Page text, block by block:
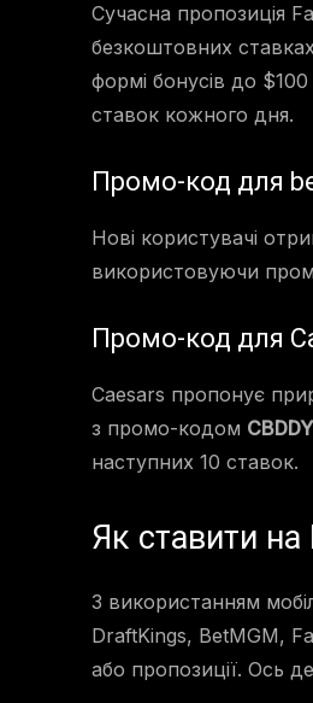
Сучасна пропозиція
безкоштовних
формі бонусів до
ставок кожного дня.
Промо-код для
Нові користувачі
використовуючи
Промо-код для
Caesars пропонує
з промо-кодом
наступних 10 ставок.
Як ставити
З використанням
DraftKings, BetMGM,
або пропозиції. Ось